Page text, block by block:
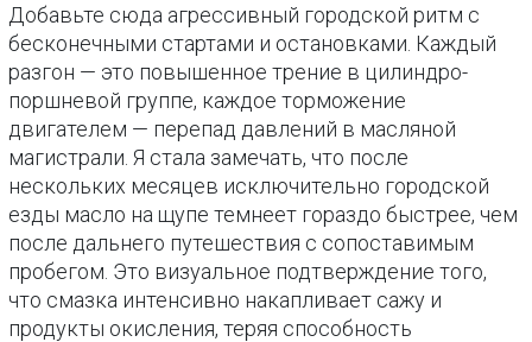
Добавьте сюда агрессивный городской ритм с
бесконечными стартами и остановками. Каждый
разгон — это повышенное трение в цилиндро-
поршневой группе, каждое торможение
двигателем — перепад давлений в масляной
магистрали. Я стала замечать, что после
нескольких месяцев исключительно городской
езды масло на щупе темнеет гораздо быстрее, чем
после дальнего путешествия с сопоставимым
пробегом. Это визуальное подтверждение того,
что смазка интенсивно накапливает сажу и
продукты окисления, теряя способность